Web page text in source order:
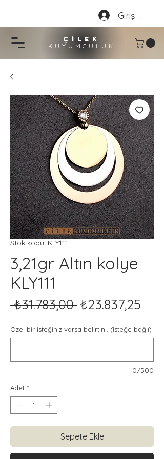
çİLEK
KUYUMCU LU K
Giriş Yap
Stok kodu: KLY111
3,21gr Altın kolye
KLY111
₺31.783,00 Normal
₺23.837,25
Özel bir isteğiniz varsa belirtin.. (isteğe bağlı)
0/500
Adet *
Sepete Ekle